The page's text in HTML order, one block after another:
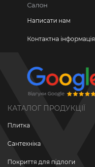
Салон
Написати нам
Контактна інформація
КАТАЛОГ ПРОДУКЦІЇ
Плитка
Сантехніка
Покриття для підлоги